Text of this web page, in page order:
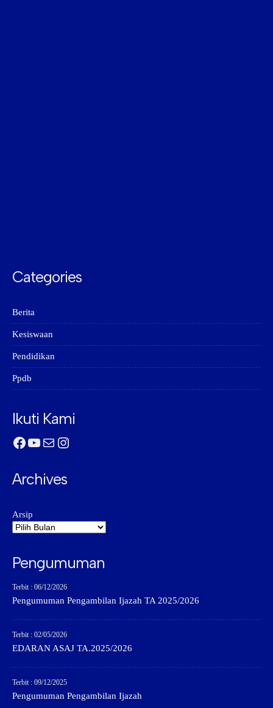
Categories
Berita
Kesiswaan
Pendidikan
Ppdb
Ikuti Kami
Facebook
YouTube
MailInstagram
Archives
Arsip
Pengumuman
Terbit : 06/12/2026
Pengumuman Pengambilan Ijazah TA 2025/2026
Terbit : 02/05/2026
EDARAN ASAJ TA.2025/2026
Terbit : 09/12/2025
Pengumuman Pengambilan Ijazah